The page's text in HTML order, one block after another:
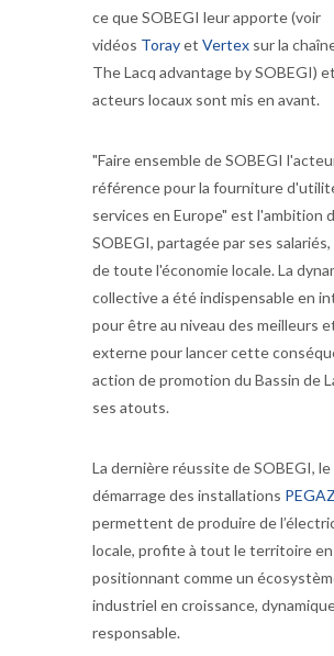
ce que SOBEGI leur apporte (voir
vidéos Torayet Vertex sur la
The Lacq advantage by SOBEGI)
acteurs locaux sont mis en avant.
"Faire ensemble de SOBEGI
référence pour la fourniture
services en Europe" est l'ambition
SOBEGI, partagée par ses
de toute l'économie locale. La
collective a été indispensable en
pour être au niveau des meilleurs
externe pour lancer cette
action de promotion du Bassin de
ses atouts.
La dernière réussite de SOBEGI, le
démarrage des installations
permettent de produire de
locale, profite à tout le territoire
positionnant comme un
industriel en croissance,
responsable.